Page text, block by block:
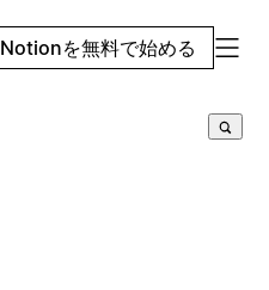
Notionを無料で始める